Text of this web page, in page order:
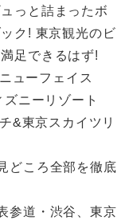
っと詰まったボ
ク! 東京観光のビ
足できるはず!
ューフェイス
ズニーリゾート
&東京スカイツリ
どころ全部を徹底
参道・渋谷、東京